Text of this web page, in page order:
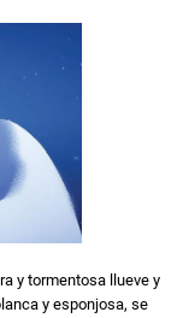
y tormentosa llueve y
y esponjosa, se